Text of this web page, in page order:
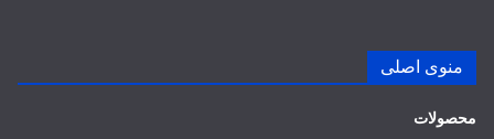
منوی اصلی
محصولات